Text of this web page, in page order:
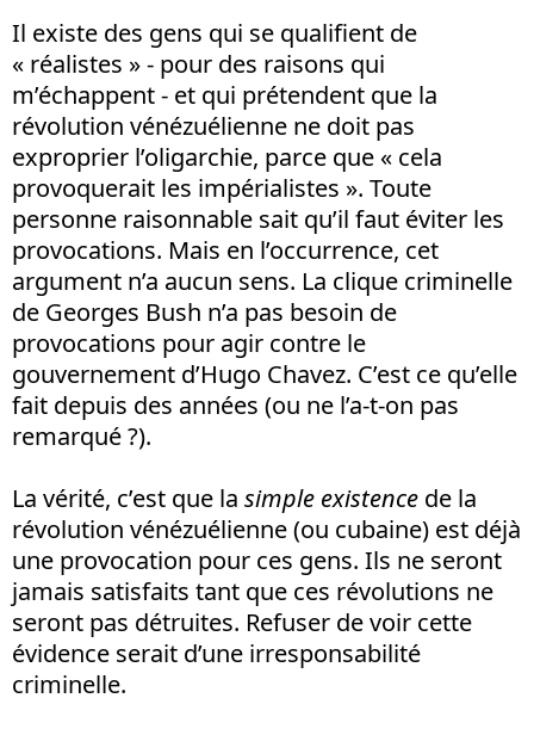
Il existe des gens qui se qualifient de
« réalistes » - pour des raisons qui
m’échappent - et qui prétendent que la
révolution vénézuélienne ne doit pas
exproprier l’oligarchie, parce que « cela
provoquerait les impérialistes ». Toute
personne raisonnable sait qu’il faut éviter les
provocations. Mais en l’occurrence, cet
argument n’a aucun sens. La clique criminelle
de Georges Bush n’a pas besoin de
provocations pour agir contre le
gouvernement d’Hugo Chavez. C’est ce qu’elle
fait depuis des années (ou ne l’a-t-on pas
remarqué ?).
La vérité, c’est que la simple existence de la
révolution vénézuélienne (ou cubaine) est déjà
une provocation pour ces gens. Ils ne seront
jamais satisfaits tant que ces révolutions ne
seront pas détruites. Refuser de voir cette
évidence serait d’une irresponsabilité
criminelle.